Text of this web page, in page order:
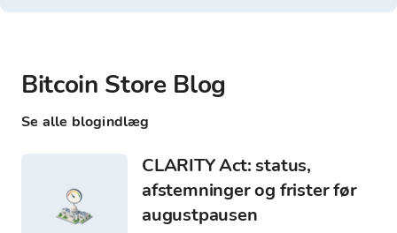
Bitcoin Store Blog
Se alle blogindlæg
CLARITY Act: status,
afstemninger og frister før
augustpausen